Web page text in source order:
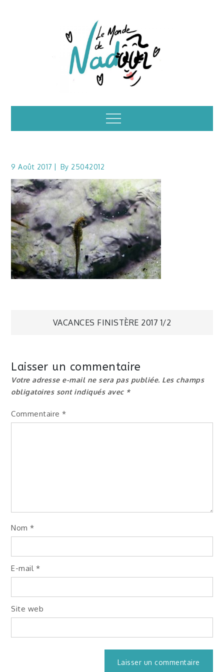
Illustrations – le
monde de Nadoo
Menu
9 Août 2017 By 25042012
Navigation
l’article
VACANCES FINISTÈRE 2017 1/2
Laisser un commentaire
Votre adresse e-mail ne sera pas publiée. Les champs
obligatoires sont indiqués avec *
Commentaire*
Nom*
E-mail *
Site web